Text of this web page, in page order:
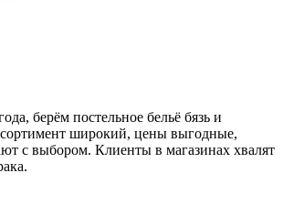
берём постельное бельё бязь и
широкий, цены выгодные,
с выбором. Клиенты в магазинах хвалят